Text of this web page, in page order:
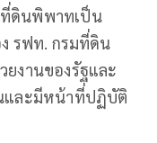
ดินพิพาทเป็น
รฟท. กรมที่ดิน
งานของรัฐและ
และมีหน้าที่ปฏิบัติ